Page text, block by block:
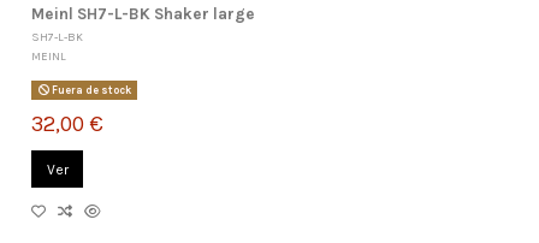
Meinl SH7-L-BK Shaker large
SH7-L-BK
MEINL
Fuera de stock
32,00 €
Ver